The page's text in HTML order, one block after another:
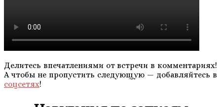
Делитесь впечатлениями от встречи в комментариях!
А чтобы не пропустить следующую — добавляйтесь в
соцсетях!